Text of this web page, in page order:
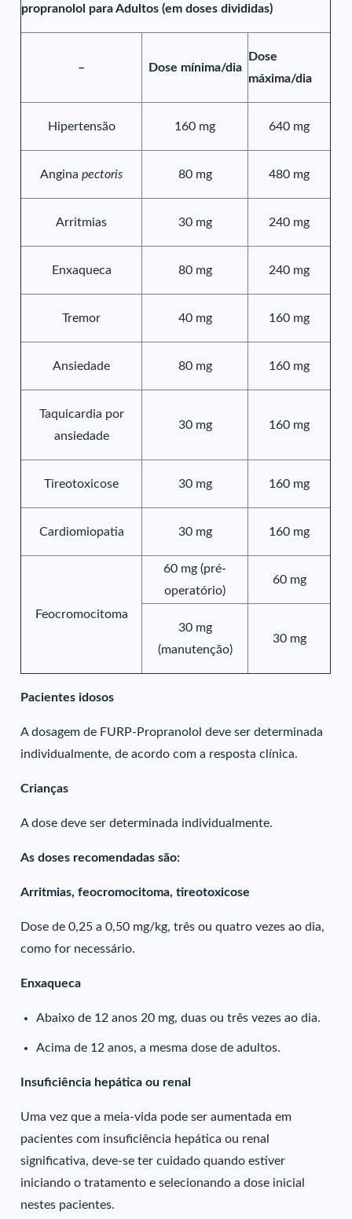
propranolol para Adultos (em doses divididas)
– Dose mínima/dia
Dose
máxima/dia
Hipertensão 160 mg 640 mg
Anginapectoris 80 mg 480 mg
Arritmias 30 mg 240 mg
Enxaqueca 80 mg 240 mg
Tremor 40 mg 160 mg
Ansiedade 80 mg 160 mg
Taquicardia por
ansiedade
30 mg 160 mg
Tireotoxicose 30 mg 160 mg
Cardiomiopatia 30 mg 160 mg
Feocromocitoma
60 mg (pré-
operatório)
60 mg
30 mg
(manutenção)
30 mg
Pacientes idosos
A dosagem de FURP-Propranolol deve ser determinada
individualmente, de acordo com a resposta clínica.
Crianças
A dose deve ser determinada individualmente.
As doses recomendadas são:
Arritmias, feocromocitoma, tireotoxicose
Dose de 0,25 a 0,50 mg/kg, três ou quatro vezes ao dia,
como for necessário.
Enxaqueca
Abaixo de 12 anos 20 mg, duas ou três vezes ao dia.
Acima de 12 anos, a mesma dose de adultos.
Insuficiência hepática ou renal
Uma vez que a meia-vida pode ser aumentada em
pacientes com insuficiência hepática ou renal
significativa, deve-se ter cuidado quando estiver
iniciando o tratamento e selecionando a dose inicial
nestes pacientes.